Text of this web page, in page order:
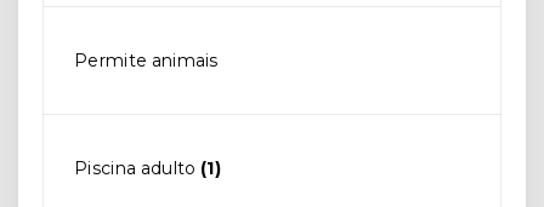
Permite animais
Piscina adulto (1)